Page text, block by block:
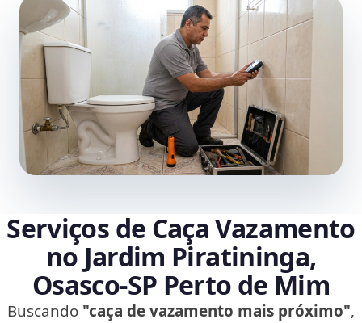
Serviços de Caça Vazamento
no Jardim Piratininga,
Osasco‑SP Perto de Mim
Buscando "caça de vazamento mais próximo",